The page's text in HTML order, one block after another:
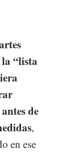
“lista
de
,
en ese